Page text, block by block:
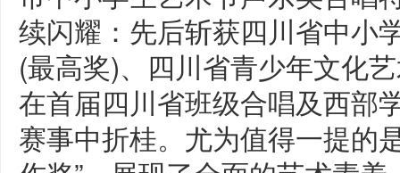
续闪耀：先后斩获四川省中小
(最高奖)、四川省青少年文化
在首届四川省班级合唱及西部
赛事中折桂。尤为值得一提的